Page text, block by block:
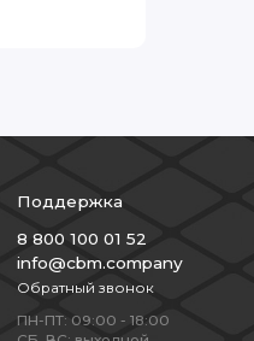
Поддержка
8 800 100 01 52
info@cbm.company
Обратный звонок
ПН-ПТ: 09:00 - 18:00